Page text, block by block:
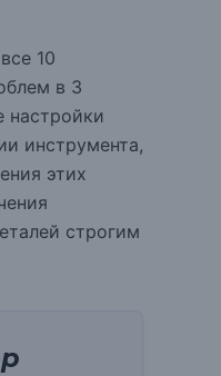
10
в 3
настройки
инструмента,
этих
строгим